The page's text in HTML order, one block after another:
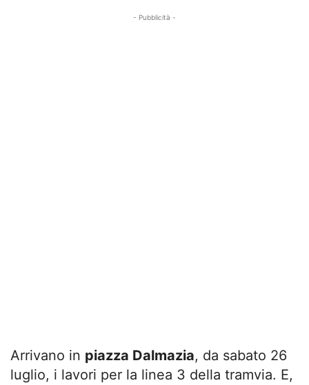
- Pubblicità -
Arrivano in piazza Dalmazia, da sabato 26
luglio, i lavori per la linea 3 della tramvia. E,